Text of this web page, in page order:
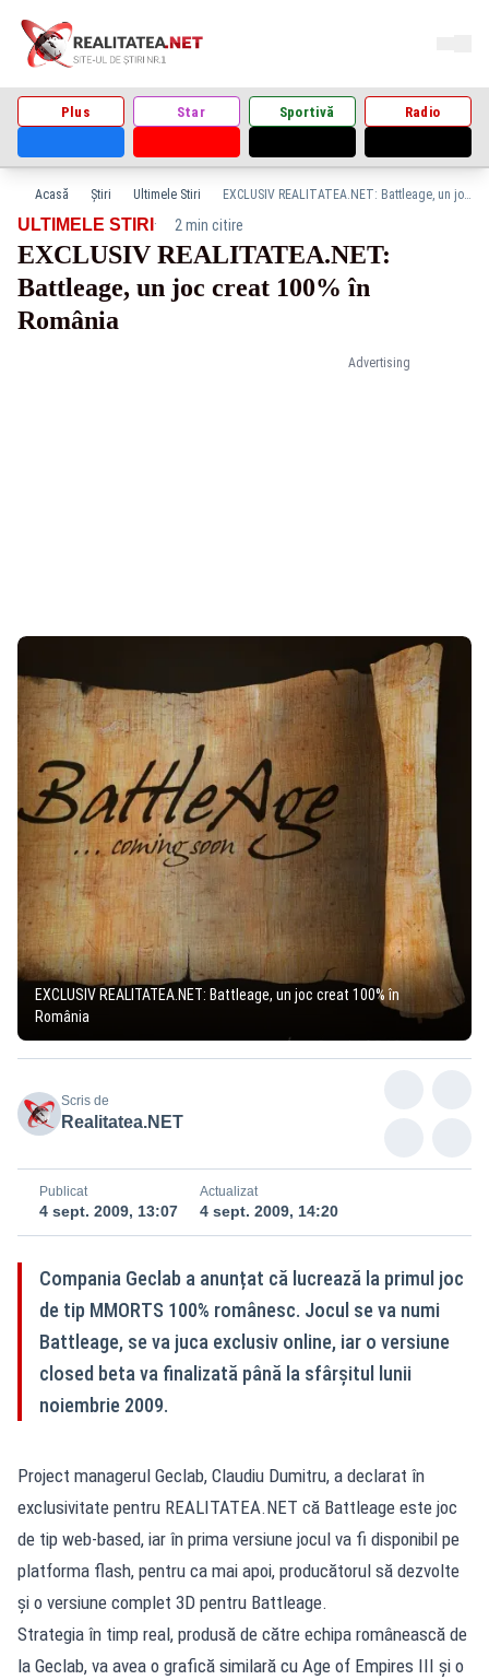
Plus Star Sportivă Radio
Acasă Știri Ultimele Stiri EXCLUSIV REALITATEA.NET: Battleage, un joc creat 100% în România
Advertising
ULTIMELE STIRI · 2 min citire
EXCLUSIV REALITATEA.NET:
Battleage, un joc creat 100% în
România
EXCLUSIV REALITATEA.NET: Battleage, un joc creat 100% în
România
Scris de
Realitatea.NET
Publicat
4 sept. 2009, 13:07
Actualizat
4 sept. 2009, 14:20
Compania Geclab a anunțat că lucrează la primul joc
de tip MMORTS 100% românesc. Jocul se va numi
Battleage, se va juca exclusiv online, iar o versiune
closed beta va finalizată până la sfârşitul lunii
noiembrie 2009.
Project managerul Geclab, Claudiu Dumitru, a declarat în
exclusivitate pentru REALITATEA.NET că Battleage este joc
de tip web-based, iar în prima versiune jocul va fi disponibil pe
platforma flash, pentru ca mai apoi, producătorul să dezvolte
şi o versiune complet 3D pentru Battleage.
Strategia în timp real, produsă de către echipa românească de
la Geclab, va avea o grafică similară cu Age of Empires III și o